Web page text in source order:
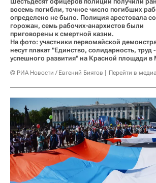
восемь погибли, точное число погибших
определено не было. Полиция арестовала
горожан, семь рабочих-анархистов были
приговорены к смертной казни.
На фото: участники первомайской
несут плакат "Единство, солидарность, труд
успешного развития" на Красной площади в
© РИА Новости / Евгений Биятов Перейти в